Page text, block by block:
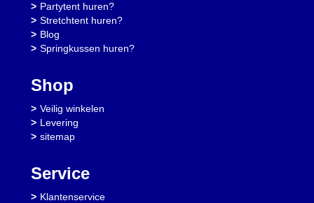
Partytent huren?
Stretchtent huren?
Blog
Springkussen huren?
Shop
Veilig winkelen
Levering
sitemap
Service
Klantenservice